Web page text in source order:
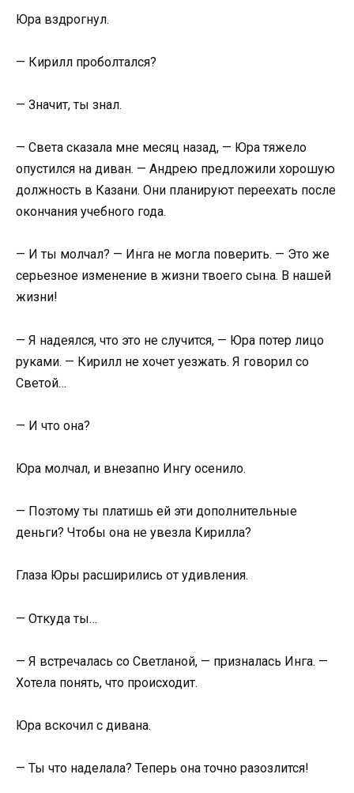
Юра вздрогнул.
— Кирилл проболтался?
— Значит, ты знал.
— Света сказала мне месяц назад, — Юра тяжело
опустился на диван. — Андрею предложили хорошую
должность в Казани. Они планируют переехать после
окончания учебного года.
— И ты молчал? — Инга не могла поверить. — Это же
серьезное изменение в жизни твоего сына. В нашей
жизни!
— Я надеялся, что это не случится, — Юра потер лицо
руками. — Кирилл не хочет уезжать. Я говорил со
Светой…
— И что она?
Юра молчал, и внезапно Ингу осенило.
— Поэтому ты платишь ей эти дополнительные
деньги? Чтобы она не увезла Кирилла?
Глаза Юры расширились от удивления.
— Откуда ты…
— Я встречалась со Светланой, — призналась Инга. —
Хотела понять, что происходит.
Юра вскочил с дивана.
— Ты что наделала? Теперь она точно разозлится!